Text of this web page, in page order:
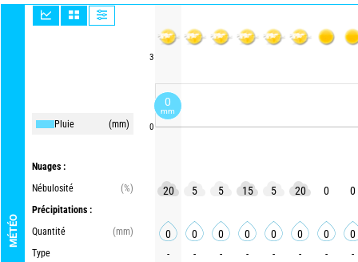
MÉTÉO
Pluie (mm)
Nuages :
Nébulosité
(%)
Précipitations :
Quantité
(mm)
Type
3
0
20 5 5 15 5 20 0 0
0 0 0 0 0 0 0 0
- - - - - - - -
0
mm